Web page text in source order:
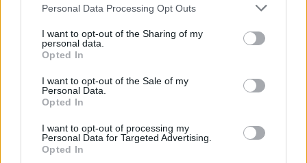
Please note that this website/app uses one or more Google
not limited to your visit or usage behaviour. You may click to
grant or deny consent to Google and its third-party tags to
use your data for below specified purposes in below Google
consent section.
Personal Data Processing Opt Outs
I want to opt-out of the Sharing of my
personal data.
Opted In
I want to opt-out of the Sale of my
Personal Data.
Opted In
I want to opt-out of processing my
Personal Data for Targeted Advertising.
Opted In
συμφωνίες.
Έπειτα από μπραντεφέρ και κλιμάκωση των
πλευρά,το Πεκίνο και η Ουάσιγκτον εντέλει
συνεννοήθηκαν στα μέση Μαΐου και κατέβασαν
τους δασμούς στο 10%για τα αμερικανικά
αγαθά και στο30% για τα κινεζικά
, ενόψει